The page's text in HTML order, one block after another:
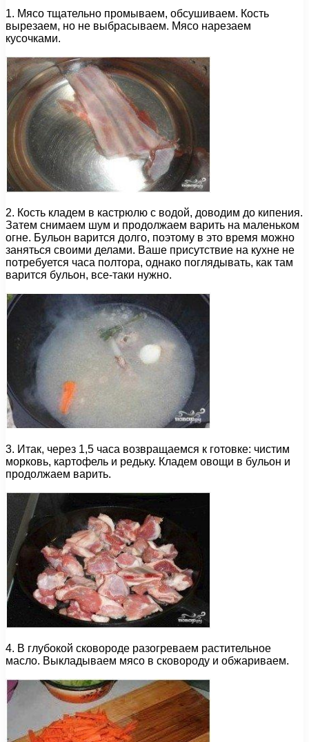
1. Мясо тщательно промываем, обсушиваем. Кость
вырезаем, но не выбрасываем. Мясо нарезаем
кусочками.
2. Кость кладем в кастрюлю с водой, доводим до кипения.
Затем снимаем шум и продолжаем варить на маленьком
огне. Бульон варится долго, поэтому в это время можно
заняться своими делами. Ваше присутствие на кухне не
потребуется часа полтора, однако поглядывать, как там
варится бульон, все-таки нужно.
3. Итак, через 1,5 часа возвращаемся к готовке: чистим
морковь, картофель и редьку. Кладем овощи в бульон и
продолжаем варить.
4. В глубокой сковороде разогреваем растительное
масло. Выкладываем мясо в сковороду и обжариваем.